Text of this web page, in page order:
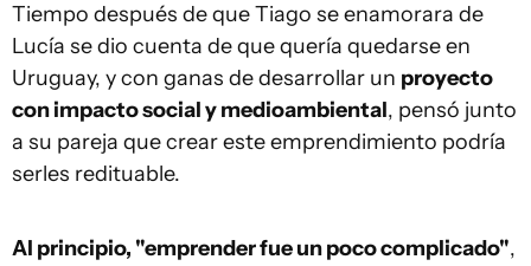
Tiempo después de que Tiago se enamorara de
Lucía se dio cuenta de que quería quedarse en
Uruguay, y con ganas de desarrollar un proyecto
con impacto social y medioambiental, pensó junto
a su pareja que crear este emprendimiento podría
serles redituable.
Al principio, "emprender fue un poco complicado",